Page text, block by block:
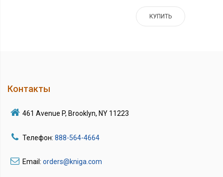
КУПИТЬ
Контакты
461 Avenue P, Brooklyn, NY 11223
Телефон: 888-564-4664
Email: orders@kniga.com